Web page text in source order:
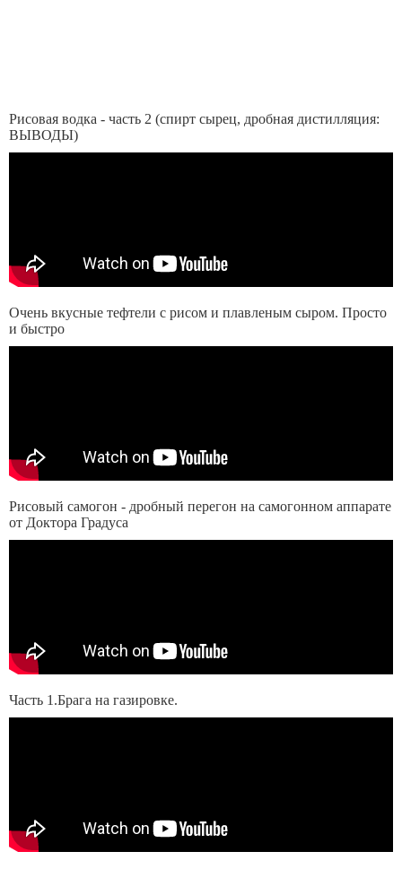
Рисовая водка - часть 2 (спирт сырец, дробная дистилляция:
ВЫВОДЫ)
Очень вкусные тефтели с рисом и плавленым сыром. Просто
и быстро
Рисовый самогон - дробный перегон на самогонном аппарате
от Доктора Градуса
Часть 1.Брага на газировке.